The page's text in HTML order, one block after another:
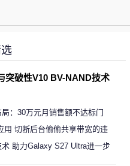
突破性V10 BV-NAND技术
：30万元月销售额不达标门
用 切断后台偷偷共享带宽的违
助力Galaxy S27 Ultra进一步